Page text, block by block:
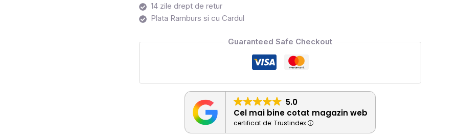
14 zile drept de retur
Plata Ramburs si cu Cardul
Guaranteed Safe Checkout
5.0
Cel mai bine cotat magazin web
certificat de: Trustindex